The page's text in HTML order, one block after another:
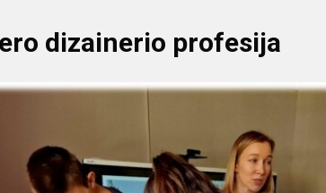
dizainerio profesija